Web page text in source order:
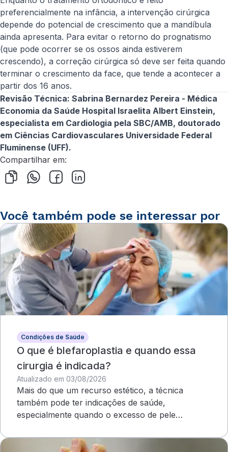
preferencialmente na infância, a intervenção cirúrgica
depende do potencial de crescimento que a mandíbula
ainda apresenta. Para evitar o retorno do prognatismo
(que pode ocorrer se os ossos ainda estiverem
crescendo), a correção cirúrgica só deve ser feita quando
terminar o crescimento da face, que tende a acontecer a
partir dos 16 anos.
Revisão Técnica: Sabrina Bernardez Pereira - Médica
Economia da Saúde Hospital Israelita Albert Einstein,
especialista em Cardiologia pela SBC/AMB, doutorado
em Ciências Cardiovasculares Universidade Federal
Fluminense (UFF).
Compartilhar em:
Você também pode se interessar por
Condições de Saúde
O que é blefaroplastia e quando essa
cirurgia é indicada?
Atualizado em 03/08/2026
Mais do que um recurso estético, a técnica
também pode ter indicações de saúde,
especialmente quando o excesso de pele